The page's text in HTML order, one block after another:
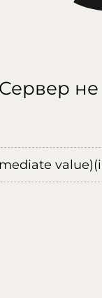
Сервер не